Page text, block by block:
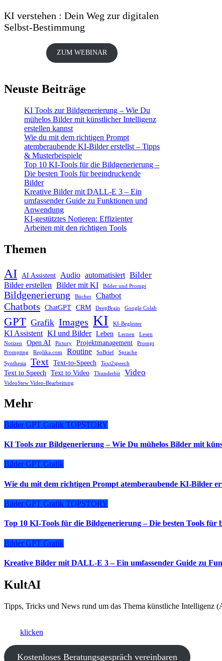
KI verstehen : Dein Weg zur digitalen
Selbst-Bestimmung
ZUM WEBINAR
Neuste Beiträge
KI Tools zur Bildgenerierung – Wie Du
mühelos Bilder mit künstlicher Intelligenz
erstellen kannst
Wie du mit dem richtigen Prompt
atemberaubende KI-Bilder erstellst – Tipps
& Musterbeispiele
Top 10 KI-Tools für die Bildgenerierung –
Die besten Tools für beeindruckende
Bilder
Kreative Bilder mit DALL-E 3 – Ein
umfassender Guide zu Funktionen und
Anwendung
KI-gestütztes Notieren: Effizienter
Arbeiten mit den richtigen Tools
Themen
AI AI Assistent Audio automatisiert Bilder
Bilder erstellen Bilder mit KI Bilder und Prompt
Bildgenerierung Bücher Chatbot
Chatbots ChatGPT CRM DeepBrain Google Colab
GPT Grafik Images KI KI-Begleiter
KI Assistent KI und Bilder Leben Lernen
Lesen
Notizen
Open AI Pictory Projektmanagement
Prompt
Prompting
Replika.com Routine SoBrief
Sprache
Synthesia
Text Text-to-Speech Text2speech
Text to Speech Text to Video Thunderbit Video
VideoStew Video-Bearbeitung
Mehr
Bilder GPT Grafik TOPSTORY
KI Tools zur Bildgenerierung – Wie Du mühelos Bilder mit
Bilder GPT Grafik
Wie du mit dem richtigen Prompt atemberaubende KI-Bilder
Bilder GPT Grafik TOPSTORY
Top 10 KI-Tools für die Bildgenerierung – Die besten Tools für
Bilder GPT Grafik
Kreative Bilder mit DALL-E 3 – Ein umfassender Guide zu
KultAI
Tipps, Tricks und News rund um das Thema künstliche Intelligenz
klicken
Kostenloses Beratungsgespräch vereinbaren